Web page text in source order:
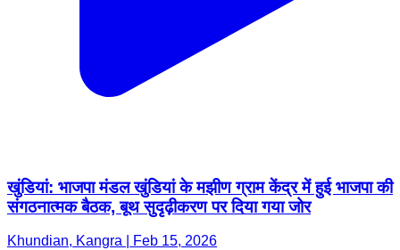
खुंडियां: भाजपा मंडल खुंडियां के मझीण ग्राम केंद्र में हुई भाजपा की
संगठनात्मक बैठक, बूथ सुदृढ़ीकरण पर दिया गया जोर
Khundian, Kangra | Feb 15, 2026